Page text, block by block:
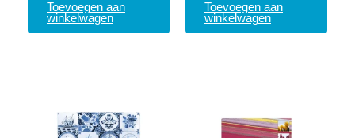
Toevoegen aan
winkelwagen
Toevoegen aan
winkelwagen